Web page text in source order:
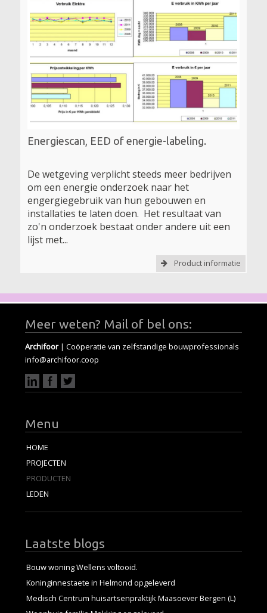
Energiescan, EED of energie-labeling.
De wetgeving verplicht steeds meer bedrijven
om een energie onderzoek naar het
engergiegebruik van hun gebouwen en
installaties te laten doen. Het resultaat van
zo'n onderzoek bestaat onder andere uit een
lijst met...
Product informatie
Meer weten? Mail of bel ons:
Archifoor| Coöperatie van zelfstandige bouwprofessionals
info@archifoor.coop
Menu
HOME
PROJECTEN
PRODUCTEN
LEDEN
Laatste blogs
Bouw woning Wellens voltooid.
Koninginnestaete in Helmond opgeleverd
Medisch Centrum huisartsenpraktijk Maasoever Bergen (L)